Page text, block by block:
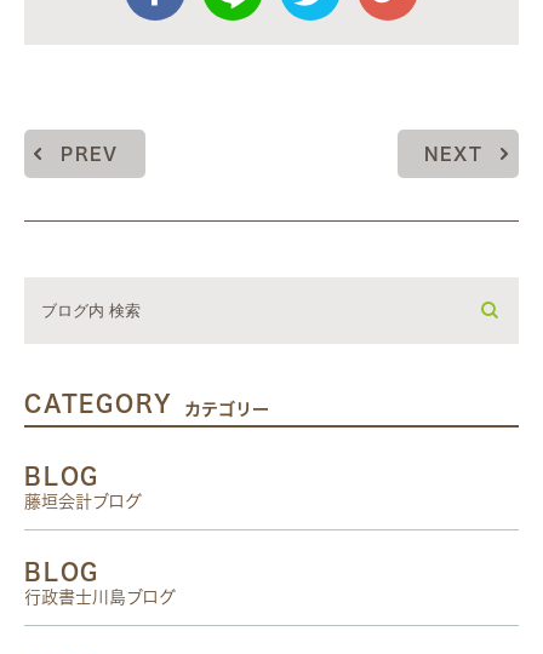
PREV NEXT
CATEGORY カテゴリー
BLOG
藤垣会計ブログ
BLOG
行政書士川島ブログ